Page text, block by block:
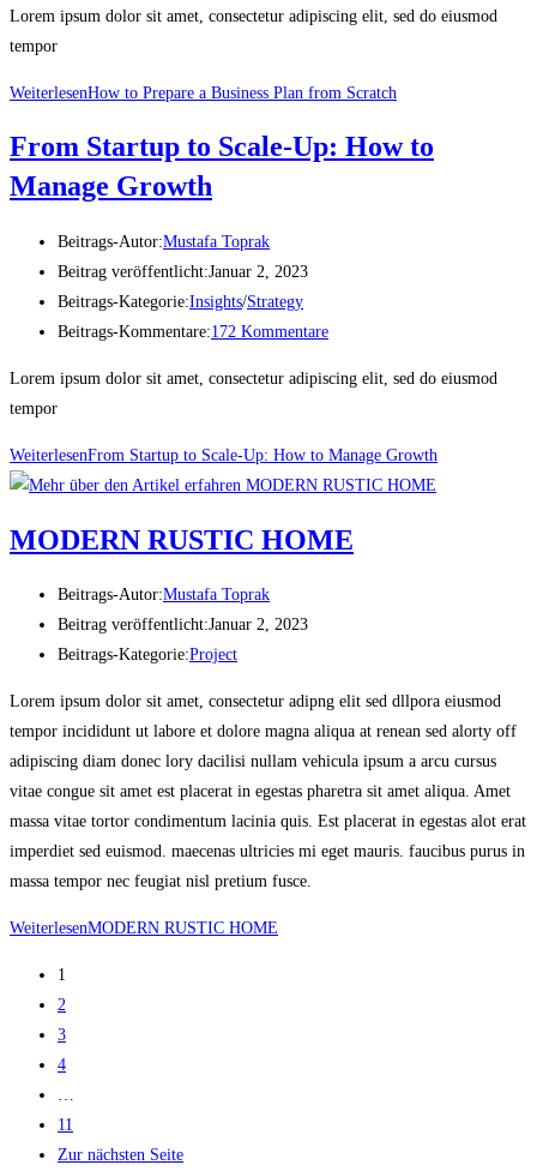
Lorem ipsum dolor sit amet, consectetur adipiscing elit, sed do eiusmod
tempor
WeiterlesenHow to Prepare a Business Plan from Scratch
From Startup to Scale-Up: How to
Manage Growth
Beitrags-Autor:Mustafa Toprak
Beitrag veröffentlicht:Januar 2, 2023
Beitrags-Kategorie:Insights/Strategy
Beitrags-Kommentare:172 Kommentare
Lorem ipsum dolor sit amet, consectetur adipiscing elit, sed do eiusmod
tempor
WeiterlesenFrom Startup to Scale-Up: How to Manage Growth
MODERN RUSTIC HOME
Beitrags-Autor:Mustafa Toprak
Beitrag veröffentlicht:Januar 2, 2023
Beitrags-Kategorie:Project
Lorem ipsum dolor sit amet, consectetur adipng elit sed dllpora eiusmod
tempor incididunt ut labore et dolore magna aliqua at renean sed alorty off
adipiscing diam donec lory dacilisi nullam vehicula ipsum a arcu cursus
vitae congue sit amet est placerat in egestas pharetra sit amet aliqua. Amet
massa vitae tortor condimentum lacinia quis. Est placerat in egestas alot erat
imperdiet sed euismod. maecenas ultricies mi eget mauris. faucibus purus in
massa tempor nec feugiat nisl pretium fusce.
WeiterlesenMODERN RUSTIC HOME
1
2
3
4
…
11
Zur nächsten Seite